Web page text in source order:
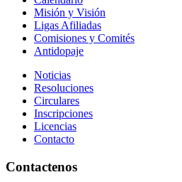
Misión y Visión
Ligas Afiliadas
Comisiones y Comités
Antidopaje
Noticias
Resoluciones
Circulares
Inscripciones
Licencias
Contacto
Contactenos